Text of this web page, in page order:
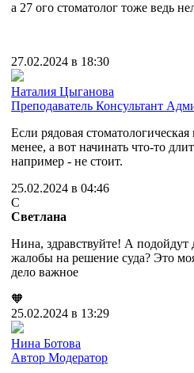
а 27 ого стоматолог тоже ведь
27.02.2024 в 18:30
Наталия Цыганова
Преподаватель Консультант
Если рядовая
менее, а вот начинать что-то
например - не стоит.
25.02.2024 в 04:46
С
Светлана
Нина, здравствуйте! А подойдут
жалобы на решение суда? Это
дело важное
🧡
25.02.2024 в 13:29
Нина Ботова
Автор Модератор